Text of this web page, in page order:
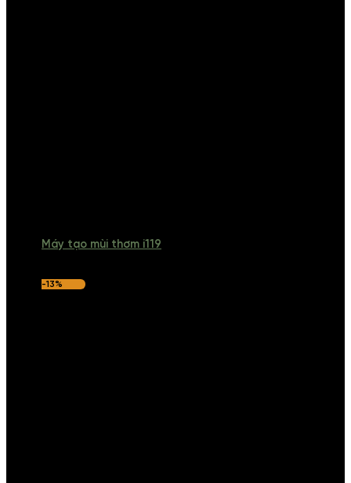
Máy tạo mùi thơm i119
-13%